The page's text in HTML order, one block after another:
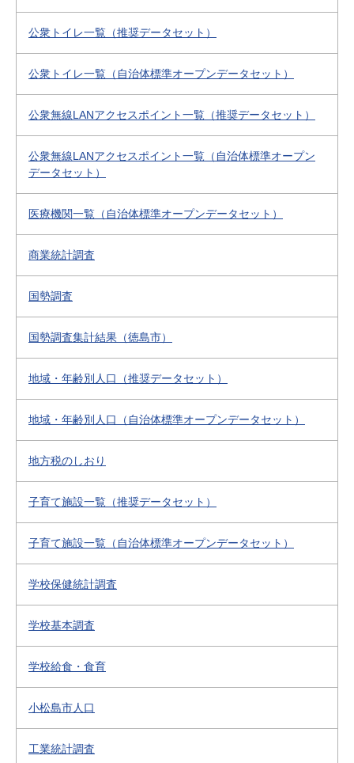
公衆トイレ一覧（推奨データセット）
公衆トイレ一覧（自治体標準オープンデータセット）
公衆無線LANアクセスポイント一覧（推奨データセット）
公衆無線LANアクセスポイント一覧（自治体標準オープン
データセット）
医療機関一覧（自治体標準オープンデータセット）
商業統計調査
国勢調査
国勢調査集計結果（徳島市）
地域・年齢別人口（推奨データセット）
地域・年齢別人口（自治体標準オープンデータセット）
地方税のしおり
子育て施設一覧（推奨データセット）
子育て施設一覧（自治体標準オープンデータセット）
学校保健統計調査
学校基本調査
学校給食・食育
小松島市人口
工業統計調査